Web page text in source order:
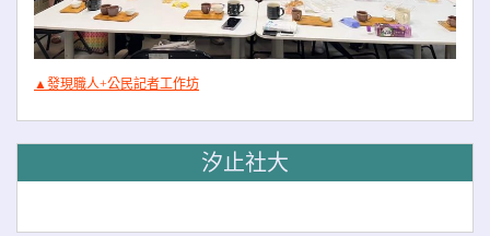
▲發現職人+公民記者工作坊
汐止社大